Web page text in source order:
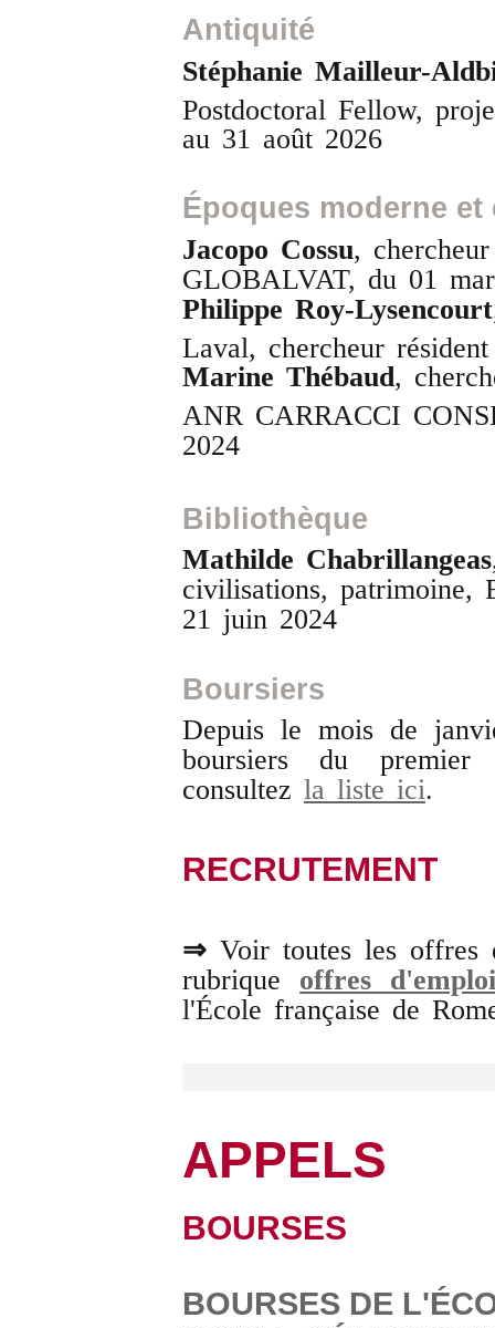
Antiquité
Stéphanie Mailleur-
Postdoctoral Fellow,
au 31 août 2026
Époques moderne
Jacopo Cossu,
GLOBALVAT, du 01
Philippe Roy-Lysencourt
Laval, chercheur
Marine Thébaud,
ANR CARRACCI
2024
Bibliothèque
Mathilde Chabrillangeas
civilisations, patrimoine,
21 juin 2024
Boursiers
Depuis le mois de
boursiers du premier
consultez la liste ici.
RECRUTEMENT
⇒Voir toutes les offres
rubrique offres
l'École française de
APPELS
BOURSES
BOURSES DE